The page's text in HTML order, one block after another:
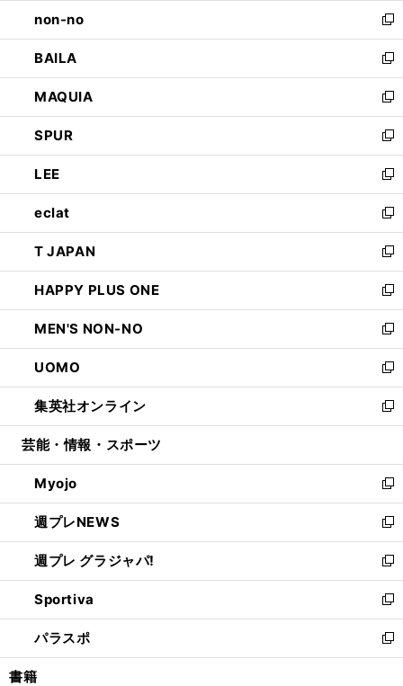
く
で
開
く
し
い
ウ
ィ
ン
ド
ウ
で
開
く
non-no
新
し
い
ウ
ィ
ン
ド
ウ
で
開
く
BAILA
新
し
い
ウ
ィ
ン
ド
ウ
で
開
く
MAQUIA
新
し
い
ウ
ィ
ン
ド
ウ
で
開
く
SPUR
新
し
い
ウ
ィ
ン
ド
ウ
で
開
く
LEE
新
し
い
ウ
ィ
ン
ド
ウ
で
開
く
eclat
新
し
い
ウ
ィ
ン
ド
ウ
で
開
く
T JAPAN
新
し
い
ウ
ィ
ン
ド
ウ
で
開
HAPPY PLUS ONE
新
し
い
ウ
ィ
ン
ド
ウ
開
く
MEN'S NON-NO
新
し
い
ウ
ィ
ン
ウ
で
開
く
UOMO
新
し
い
ウ
ン
ド
ウ
で
開
く
集英社オンライン
新
し
ウ
ィ
ン
ド
ウ
で
開
く
芸能・情報・スポーツ
Myojo
新
し
い
ウ
ィ
ン
ド
ウ
で
開
週プレNEWS
新
し
い
ウ
ィ
ン
ド
ウ
週プレ グラジャパ!
新
し
い
ウ
ィ
ン
Sportiva
新
し
い
ウ
パラスポ
新
し
書籍